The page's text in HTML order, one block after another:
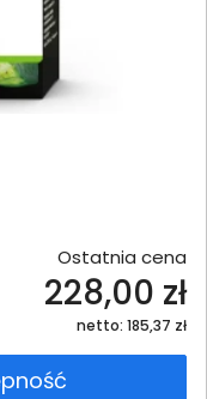
Ostatnia cena
228,00 zł
netto: 185,37 zł